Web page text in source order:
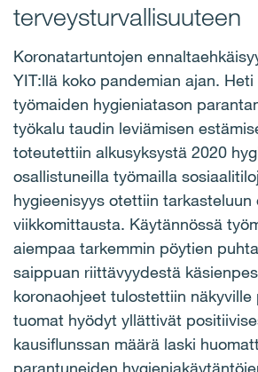
terveysturvallisuuteen
Koronatartuntojen
YIT:llä koko pandemian ajan.
työmaiden hygieniatason
työkalu taudin leviämisen
toteutettiin alkusyksystä 2020
osallistuneilla työmailla
hygieenisyys otettiin tarkasteluun
viikkomittausta. Käytännössä
aiempaa tarkemmin pöytien
saippuan riittävyydestä
koronaohjeet tulostettiin näkyville
tuomat hyödyt yllättivät
kausiflunssan määrä laski
parantuneiden